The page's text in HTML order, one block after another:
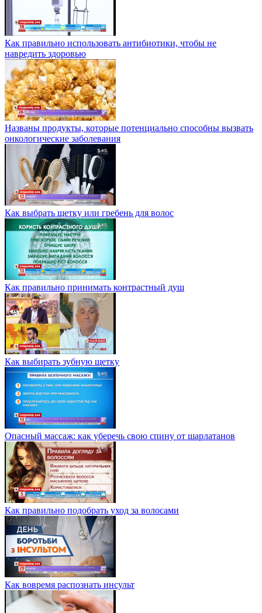
Как правильно использовать антибиотики, чтобы не
навредить здоровью
Названы продукты, которые потенциально способны вызвать
онкологические заболевания
Как выбрать щетку или гребень для волос
Как правильно принимать контрастный душ
Как выбирать зубную щетку
Опасный массаж: как уберечь свою спину от шарлатанов
Как правильно подобрать уход за волосами
Как вовремя распознать инсульт